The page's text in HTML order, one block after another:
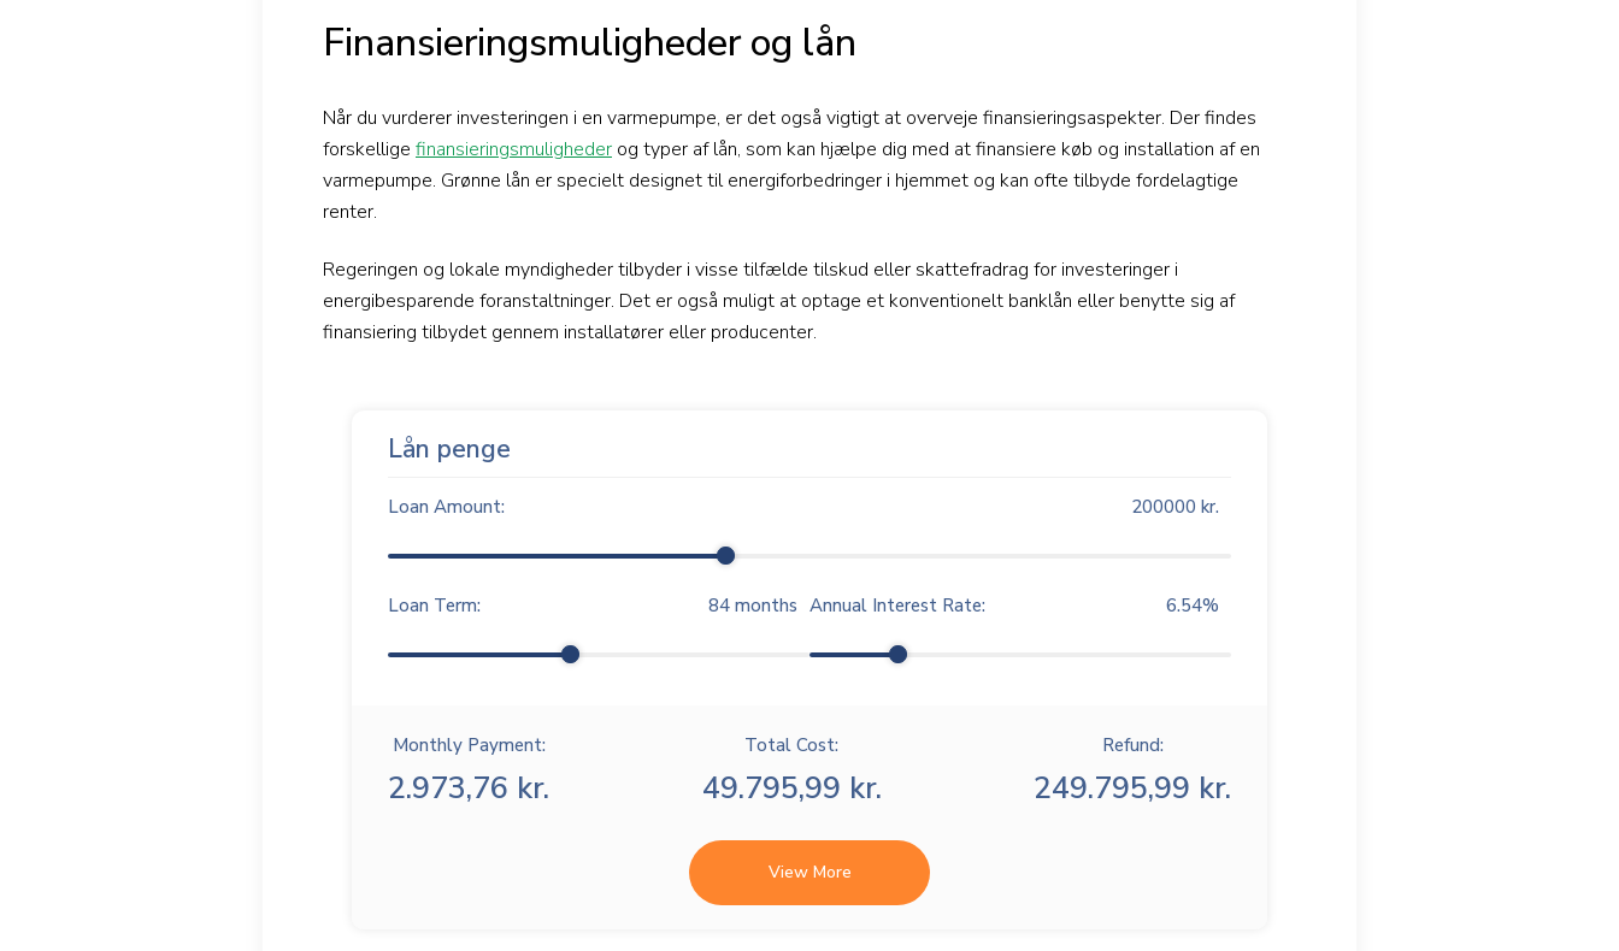
Finansieringsmuligheder og lån
Når du vurderer investeringen i en varmepumpe, er det også vigtigt at overveje finansieringsaspekter. Der findes
forskellige finansieringsmuligheder og typer af lån, som kan hjælpe dig med at finansiere køb og installation af en
varmepumpe. Grønne lån er specielt designet til energiforbedringer i hjemmet og kan ofte tilbyde fordelagtige
renter.
Regeringen og lokale myndigheder tilbyder i visse tilfælde tilskud eller skattefradrag for investeringer i
energibesparende foranstaltninger. Det er også muligt at optage et konventionelt banklån eller benytte sig af
finansiering tilbydet gennem installatører eller producenter.
Lån penge
Loan Amount: 200000 kr.
Loan Term: 84 months Annual Interest Rate: 6.54%
Monthly Payment:
2.973,76 kr.
Total Cost:
49.795,99 kr.
Refund:
249.795,99 kr.
View More